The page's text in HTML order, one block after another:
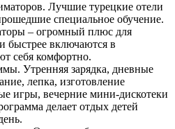
Лучшие турецкие отели
специальное обучение.
– огромный плюс для
быстрее включаются в
себя комфортно.
Утренняя зарядка, дневные
лепка, изготовление
игры, вечерние мини-дискотеки
делает отдых детей